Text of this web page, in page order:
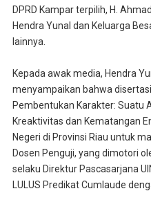
DPRD Kampar terpilih, H.
Hendra Yunal dan Keluarga
lainnya.
Kepada awak media, Hendra
menyampaikan bahwa
Pembentukan Karakter: Suatu
Kreaktivitas dan Kematangan
Negeri di Provinsi Riau untuk
Dosen Penguji, yang dimotori
selaku Direktur Pascasarjana
LULUS Predikat Cumlaude